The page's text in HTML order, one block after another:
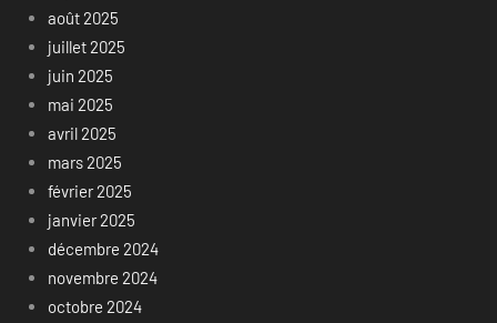
août 2025
juillet 2025
juin 2025
mai 2025
avril 2025
mars 2025
février 2025
janvier 2025
décembre 2024
novembre 2024
octobre 2024